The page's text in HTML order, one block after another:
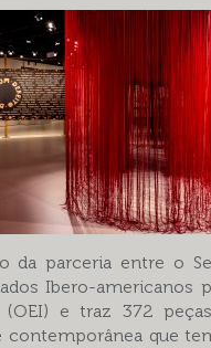
da parceria entre o
Ibero-americanos
(OEI) e traz 372
contemporânea que